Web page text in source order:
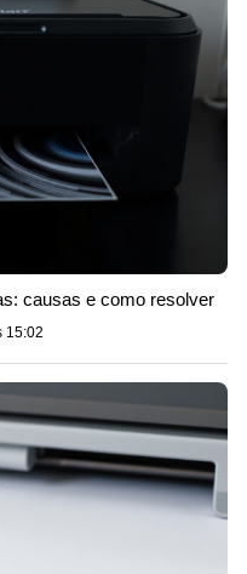
causas e como resolver
15:02